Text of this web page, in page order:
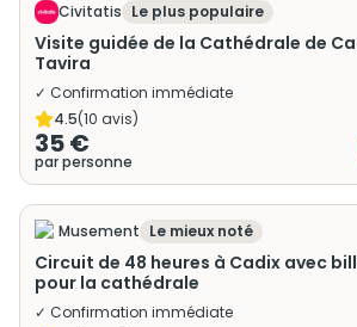
Civitatis Le plus populaire
Visite guidée de la Cathédrale de
Tavira
✓ Confirmation immédiate
4.5(10 avis)
35 €
par personne
Musement Le mieux noté
Circuit de 48 heures à Cadix avec
pour la cathédrale
✓ Confirmation immédiate